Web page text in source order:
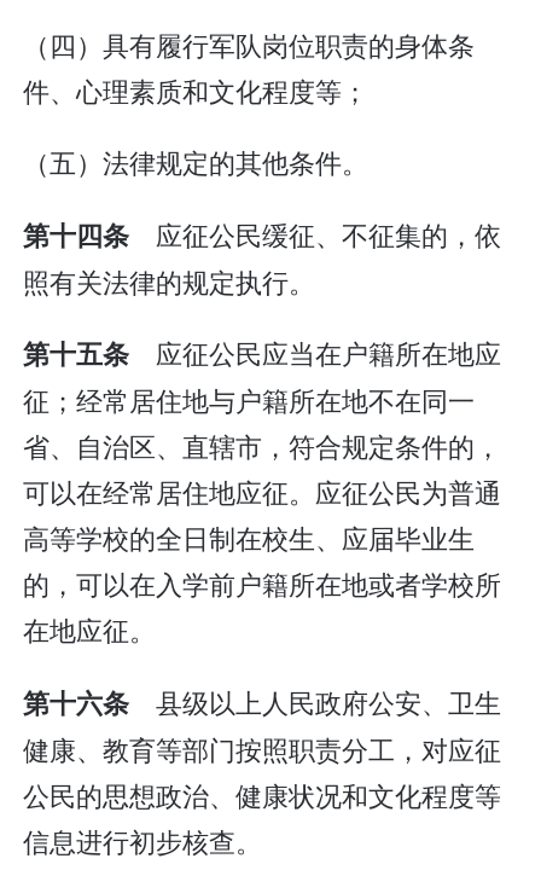
（四）具有履行军队岗位职责的身体条
件、心理素质和文化程度等；
（五）法律规定的其他条件。
第十四条 应征公民缓征、不征集的，依
照有关法律的规定执行。
第十五条 应征公民应当在户籍所在地应
征；经常居住地与户籍所在地不在同一
省、自治区、直辖市，符合规定条件的，
可以在经常居住地应征。应征公民为普通
高等学校的全日制在校生、应届毕业生
的，可以在入学前户籍所在地或者学校所
在地应征。
第十六条 县级以上人民政府公安、卫生
健康、教育等部门按照职责分工，对应征
公民的思想政治、健康状况和文化程度等
信息进行初步核查。